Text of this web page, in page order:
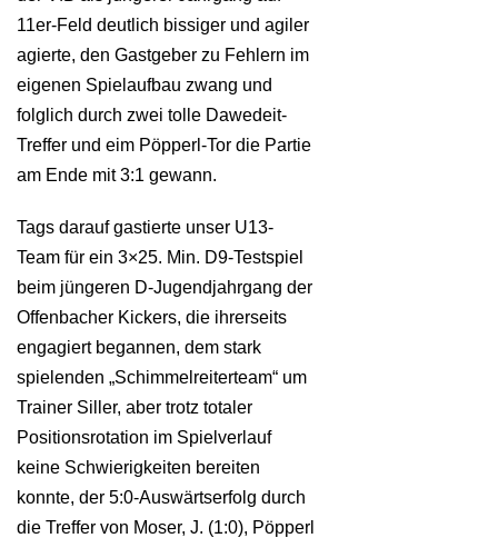
11er-Feld deutlich bissiger und agiler
agierte, den Gastgeber zu Fehlern im
eigenen Spielaufbau zwang und
folglich durch zwei tolle Dawedeit-
Treffer und eim Pöpperl-Tor die Partie
am Ende mit 3:1 gewann.
Tags darauf gastierte unser U13-
Team für ein 3×25. Min. D9-Testspiel
beim jüngeren D-Jugendjahrgang der
Offenbacher Kickers, die ihrerseits
engagiert begannen, dem stark
spielenden „Schimmelreiterteam“ um
Trainer Siller, aber trotz totaler
Positionsrotation im Spielverlauf
keine Schwierigkeiten bereiten
konnte, der 5:0-Auswärtserfolg durch
die Treffer von Moser, J. (1:0), Pöpperl